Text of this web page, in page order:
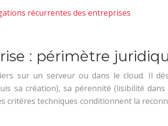
récurrentes des entreprises
: périmètre
sur un serveur ou dans le cloud. Il
sa création), sa pérennité (lisibilité
critères techniques conditionnent la